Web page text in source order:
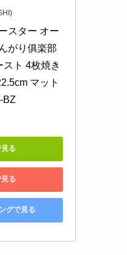
スター オー
がり俱楽部
ト 4枚焼き
マット
BZ
る
る
グで見る